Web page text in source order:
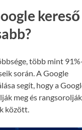
kereső
több mint
során. A Google
segít, hogy a
meg és
között.